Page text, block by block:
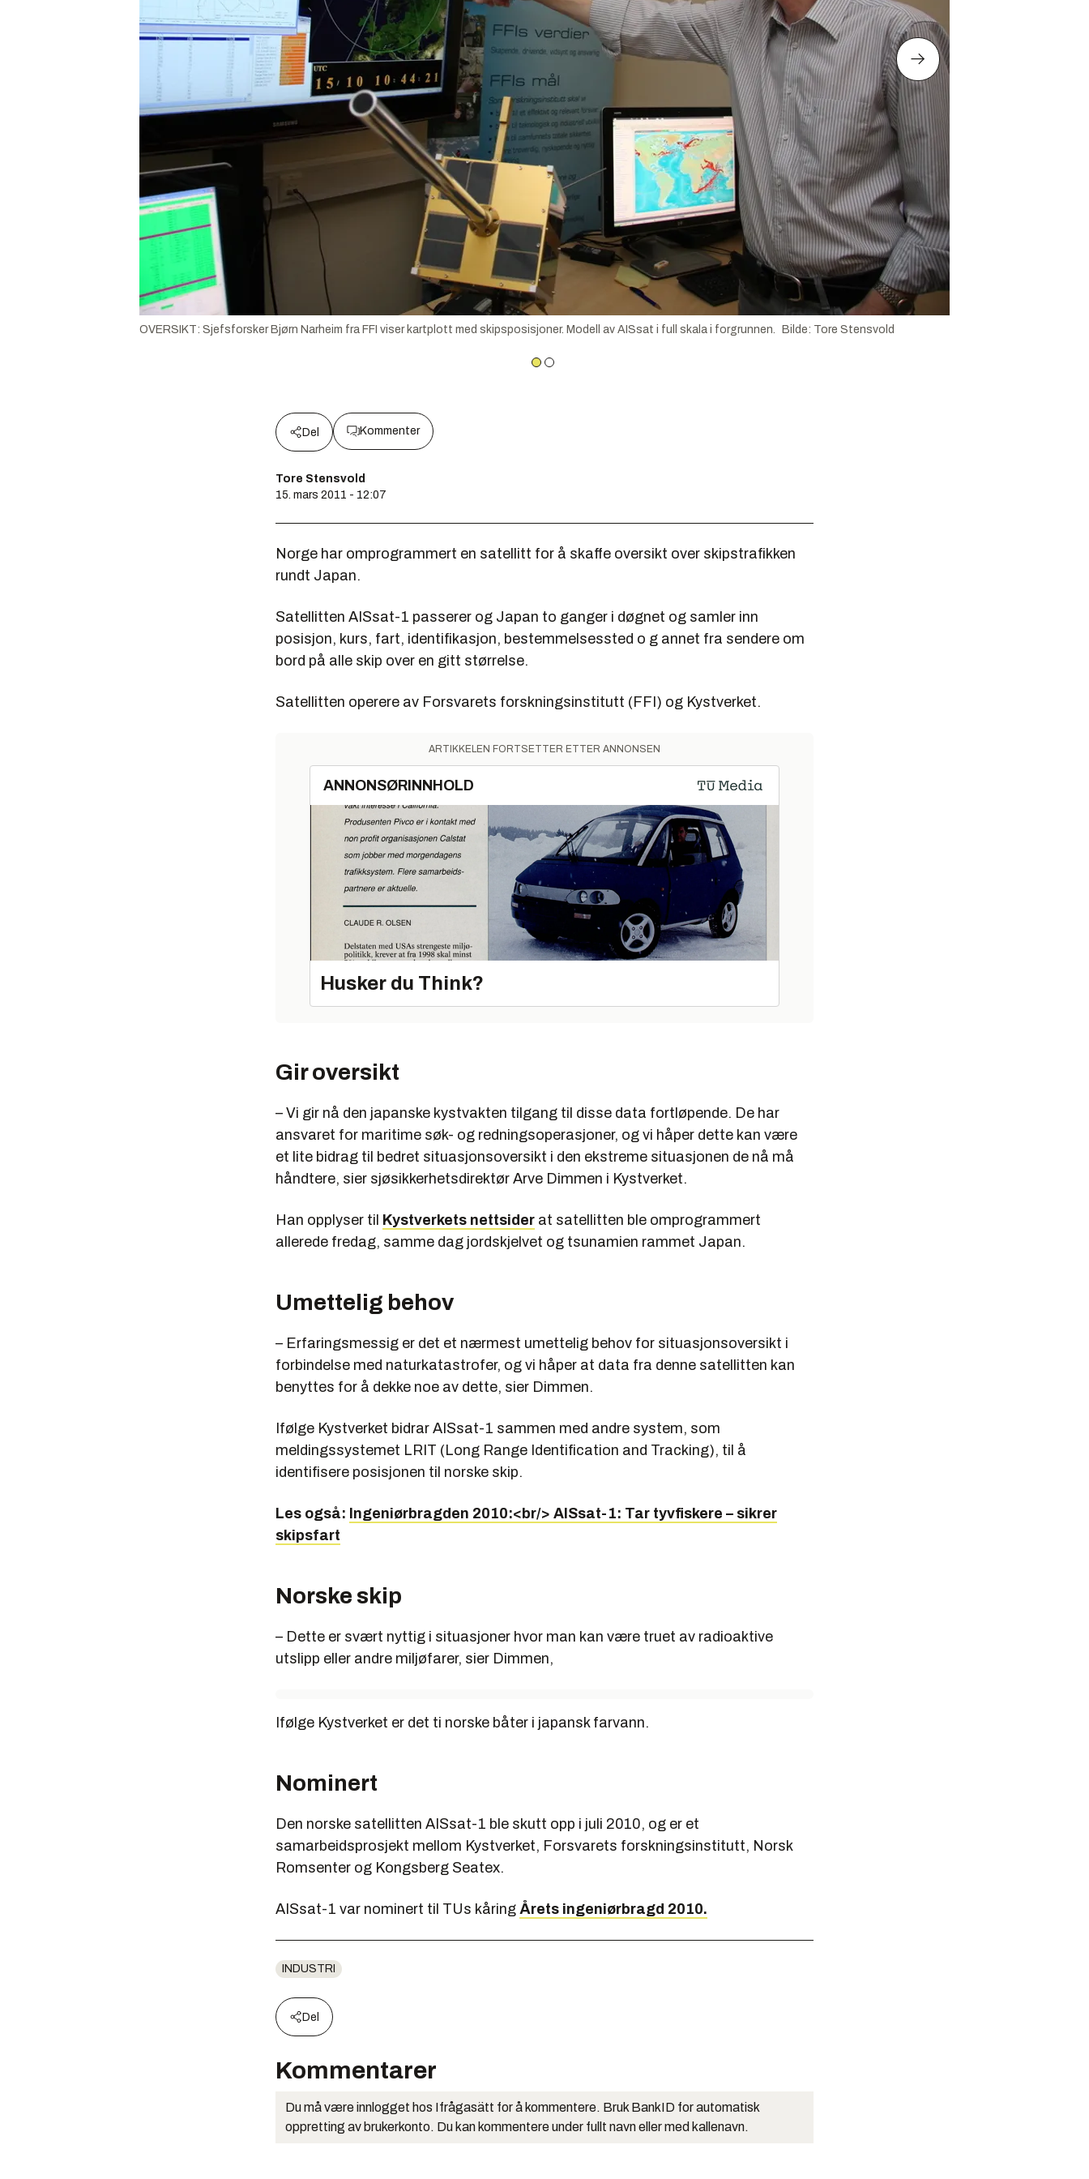
OVERSIKT: Sjefsforsker Bjørn Narheim fra FFI viser kartplott med skipsposisjoner. Modell av AISsat i full skala i forgrunnen. Bilde: Tore Stensvold
Del Kommenter
Tore Stensvold
15. mars 2011 - 12:07
Norge har omprogrammert en satellitt for å skaffe oversikt over skipstrafikken
rundt Japan.
Satellitten AISsat-1 passerer og Japan to ganger i døgnet og samler inn
posisjon, kurs, fart, identifikasjon, bestemmelsessted o g annet fra sendere om
bord på alle skip over en gitt størrelse.
Satellitten operere av Forsvarets forskningsinstitutt (FFI) og Kystverket.
ARTIKKELEN FORTSETTER ETTER ANNONSEN
ANNONSØRINNHOLD
Husker du Think?
Gir oversikt
– Vi gir nå den japanske kystvakten tilgang til disse data fortløpende. De har
ansvaret for maritime søk- og redningsoperasjoner, og vi håper dette kan være
et lite bidrag til bedret situasjonsoversikt i den ekstreme situasjonen de nå må
håndtere, sier sjøsikkerhetsdirektør Arve Dimmen i Kystverket.
Han opplyser til Kystverkets nettsider at satellitten ble omprogrammert
allerede fredag, samme dag jordskjelvet og tsunamien rammet Japan.
Umettelig behov
– Erfaringsmessig er det et nærmest umettelig behov for situasjonsoversikt i
forbindelse med naturkatastrofer, og vi håper at data fra denne satellitten kan
benyttes for å dekke noe av dette, sier Dimmen.
Ifølge Kystverket bidrar AISsat-1 sammen med andre system, som
meldingssystemet LRIT (Long Range Identification and Tracking), til å
identifisere posisjonen til norske skip.
Les også: Ingeniørbragden 2010:<br/> AISsat-1: Tar tyvfiskere – sikrer
skipsfart
Norske skip
– Dette er svært nyttig i situasjoner hvor man kan være truet av radioaktive
utslipp eller andre miljøfarer, sier Dimmen,
Ifølge Kystverket er det ti norske båter i japansk farvann.
Nominert
Den norske satellitten AISsat-1 ble skutt opp i juli 2010, og er et
samarbeidsprosjekt mellom Kystverket, Forsvarets forskningsinstitutt, Norsk
Romsenter og Kongsberg Seatex.
AISsat-1 var nominert til TUs kåring Årets ingeniørbragd 2010.
INDUSTRI
Del
Kommentarer
Du må være innlogget hos Ifrågasätt for å kommentere. Bruk BankID for automatisk
oppretting av brukerkonto. Du kan kommentere under fullt navn eller med kallenavn.